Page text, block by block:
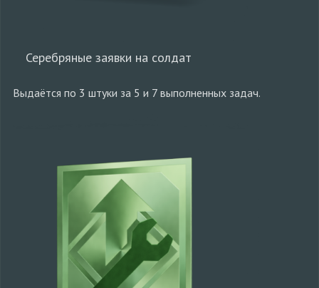
Серебряные заявки на солдат
Выдаётся по 3 штуки за 5 и 7 выполненных задач.